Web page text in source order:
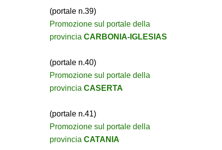
(portale n.39)
Promozione sul portale della
provincia CARBONIA-IGLESIAS
(portale n.40)
Promozione sul portale della
provincia CASERTA
(portale n.41)
Promozione sul portale della
provincia CATANIA